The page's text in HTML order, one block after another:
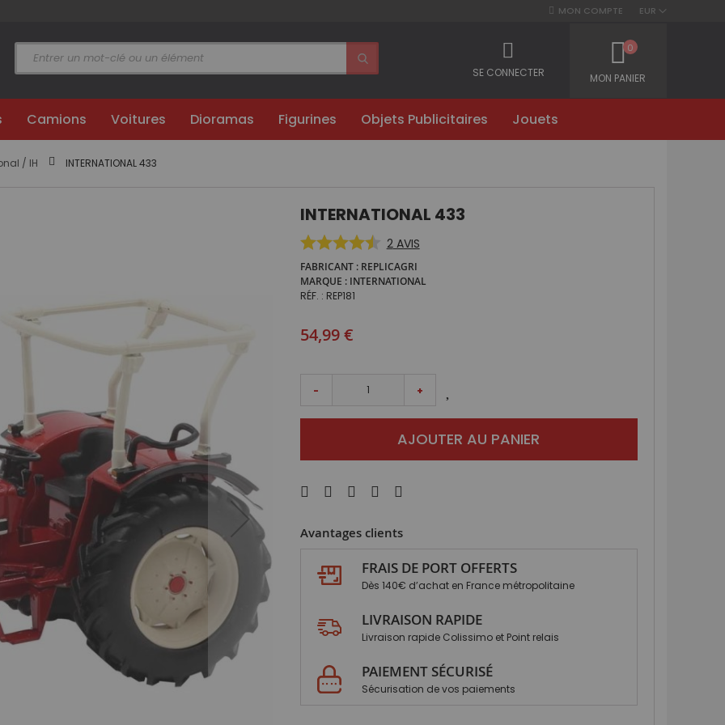
EUR
MON COMPTE
MON PANIER
0
SE CONNECTER
Camions Voitures Dioramas Figurines Objets Publicitaires Jouets
/ IH INTERNATIONAL 433
INTERNATIONAL 433
2AVIS
FABRICANT
REPLICAGRI
MARQUE
INTERNATIONAL
RÉF.
REP181
54,99 €
- +
AJOUTER AU PANIER
Avantages clients
FRAIS DE PORT OFFERTS
Dès 140€ d’achat en France métropolitaine
LIVRAISON RAPIDE
Livraison rapide Colissimo et Point relais
PAIEMENT SÉCURISÉ
Sécurisation de vos paiements